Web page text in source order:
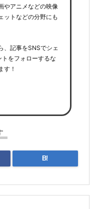
やアニメなどの映像
ットなどの分野にも
、記事をSNSでシェ
をフォローするな
す！
B!